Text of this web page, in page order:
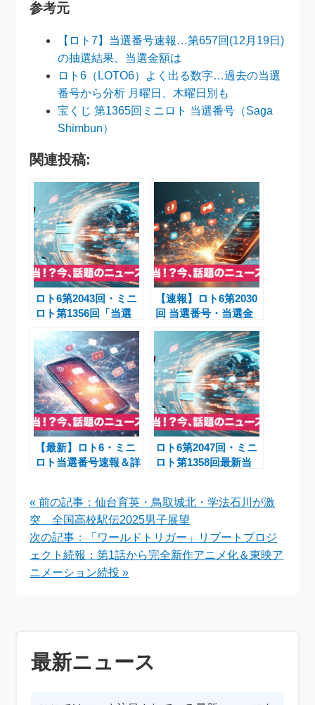
参考元
【ロト7】当選番号速報…第657回(12月19日)
の抽選結果、当選金額は
ロト6（LOTO6）よく出る数字…過去の当選
番号から分析 月曜日、木曜日別も
宝くじ 第1365回ミニロト 当選番号（Saga
Shimbun）
関連投稿:
ロト6第2043回・ミニ
ロト第1356回「当選
ス速報」
【速報】ロト6第2030
回 当選番号・当選金
分析 | ミニロト最新情
報も紹介
【最新】ロト6・ミニ
ロト当選番号速報＆詳
ロト6第2047回・ミニ
ロト第1358回最新当
« 前の記事：仙台育英・鳥取城北・学法石川が激
突 全国高校駅伝2025男子展望
次の記事：「ワールドトリガー」リブートプロジ
ェクト続報：第1話から完全新作アニメ化＆東映ア
ニメーション続投 »
最新ニュース